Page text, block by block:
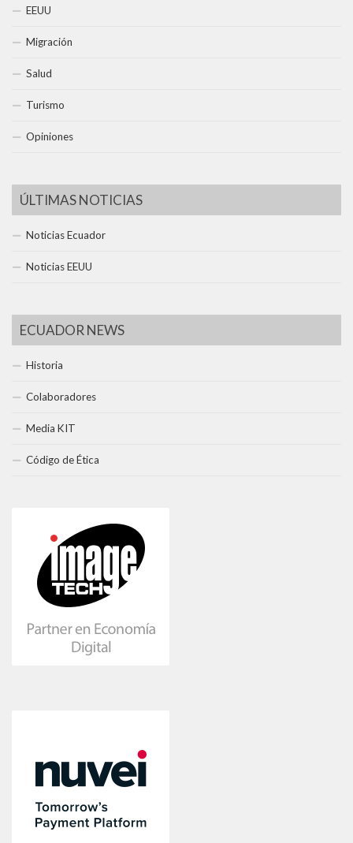
EEUU
Migración
Salud
Turismo
Opiniones
ÚLTIMAS NOTICIAS
Noticias Ecuador
Noticias EEUU
ECUADOR NEWS
Historia
Colaboradores
Media KIT
Código de Ética